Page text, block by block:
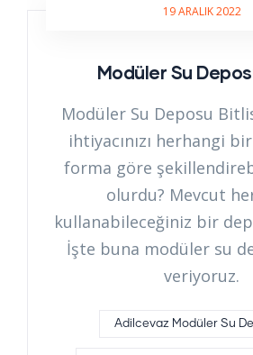
19 ARALIK 2022
Modüler Su
Modüler Su Deposu
ihtiyacınızı herhangi
forma göre
olurdu? Mevcut
kullanabileceğiniz bir
İşte buna modüler su
veriyoruz.
Adilcevaz Modüler Su